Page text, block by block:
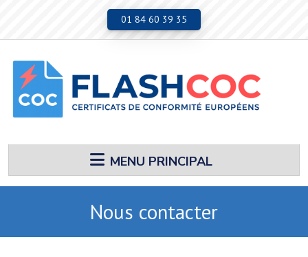
Aller au contenu principal
01 84 60 39 35
MENU PRINCIPAL
Nous contacter